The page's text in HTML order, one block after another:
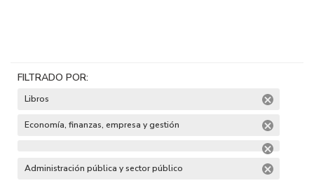
FILTRADO POR:
Libros
Economía, finanzas, empresa y gestión
Administración pública y sector público